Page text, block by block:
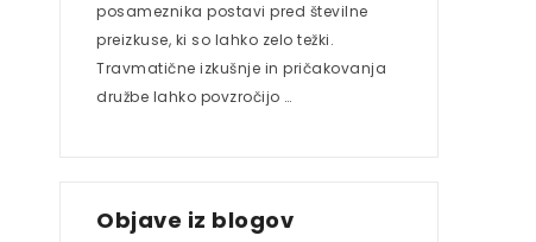
posameznika postavi pred številne
preizkuse, ki so lahko zelo težki.
Travmatične izkušnje in pričakovanja
družbe lahko povzročijo …
Objave iz blogov